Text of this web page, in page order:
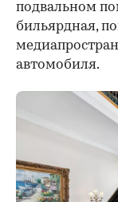
подвальном
бильярдная,
автомобиля.